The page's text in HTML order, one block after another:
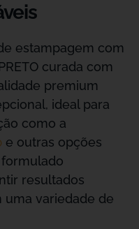
estampagem com
curada com
premium
ideal para
como a
e outras opções
resultados
variedade de